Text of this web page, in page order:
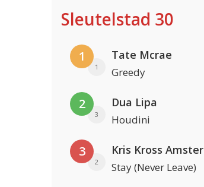
Sleutelstad 30
1
1
Tate Mcrae
Greedy
2
3
Dua Lipa
Houdini
3
2 Stay (Never Leave)